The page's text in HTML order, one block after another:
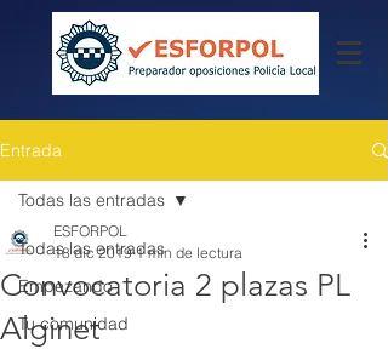
Entrada
Todas las entradas
Empezando
Tu comunidad
Todas las entradas
Convocatoria 2 plazas PL
Alginet
ESFORPOL
18 dic 2019 1 min de lectura